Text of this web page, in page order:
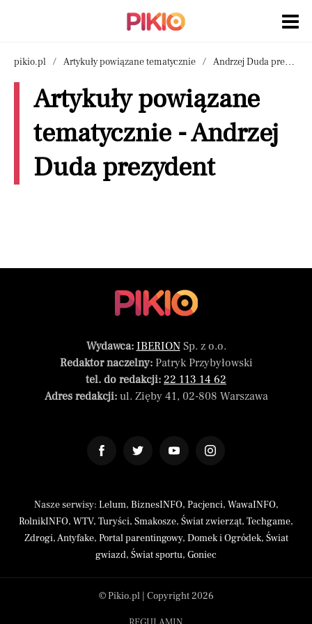
pikio.pl Artykuły powiązane tematycznie Andrzej Duda prezydent
Artykuły powiązane
tematycznie - Andrzej
Duda prezydent
Wydawca: IBERIONSp. z o.o.
Redaktor naczelny:Patryk Przybyłowski
tel. do redakcji: 22 113 14 62
Adres redakcji:ul. Zięby 41, 02-808 Warszawa
Nasze serwisy: Lelum, BiznesINFO, Pacjenci, WawaINFO,
RolnikINFO, WTV, Turyści, Smakosze, Świat zwierząt, Techgame,
Zdrogi,Antyfake, Portal parentingowy, Domek i Ogródek, Świat
gwiazd, Świat sportu, Goniec
© Pikio.pl | Copyright 2026